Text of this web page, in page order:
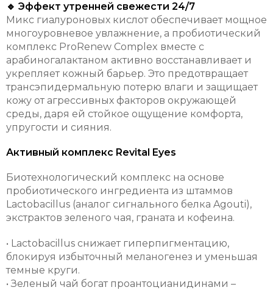
🔹 Эффект утренней свежести 24/7
Микс гиалуроновых кислот обеспечивает мощное
многоуровневое увлажнение, а пробиотический
комплекс ProRenew Complex вместе с
арабиногалактаном активно восстанавливает и
укрепляет кожный барьер. Это предотвращает
трансэпидермальную потерю влаги и защищает
кожу от агрессивных факторов окружающей
среды, даря ей стойкое ощущение комфорта,
упругости и сияния.
Активный комплекс Revital Eyes
Биотехнологический комплекс на основе
пробиотического ингредиента из штаммов
Lactobacillus (аналог сигнального белка Agouti),
экстрактов зеленого чая, граната и кофеина.
• Lactobacillus снижает гиперпигментацию,
блокируя избыточный меланогенез и уменьшая
темные круги.
• Зеленый чай богат проантоцианидинами –